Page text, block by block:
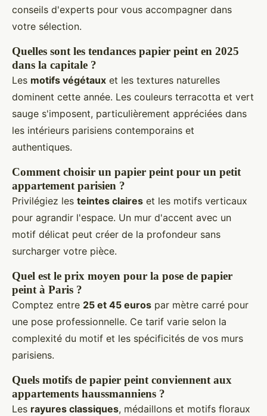
conseils d'experts pour vous accompagner dans
votre sélection.
Quelles sont les tendances papier peint en 2025
dans la capitale ?
Les motifs végétaux et les textures naturelles
dominent cette année. Les couleurs terracotta et vert
sauge s'imposent, particulièrement appréciées dans
les intérieurs parisiens contemporains et
authentiques.
Comment choisir un papier peint pour un petit
appartement parisien ?
Privilégiez les teintes claires et les motifs verticaux
pour agrandir l'espace. Un mur d'accent avec un
motif délicat peut créer de la profondeur sans
surcharger votre pièce.
Quel est le prix moyen pour la pose de papier
peint à Paris ?
Comptez entre 25 et 45 euros par mètre carré pour
une pose professionnelle. Ce tarif varie selon la
complexité du motif et les spécificités de vos murs
parisiens.
Quels motifs de papier peint conviennent aux
appartements haussmanniens ?
Les rayures classiques, médaillons et motifs floraux